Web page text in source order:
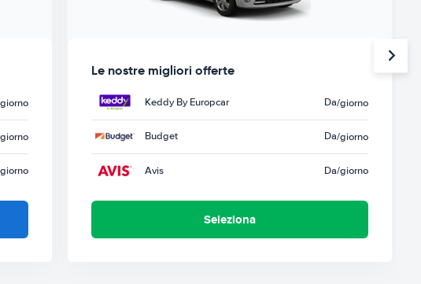
Le nostre migliori offerte
Keddy By Europcar Da/giorno
Budget Da/giorno
Avis Da/giorno
Seleziona